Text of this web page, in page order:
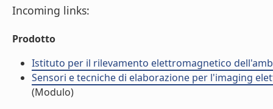
Incoming links:
Prodotto
Istituto per il rilevamento elettromagnetico
Sensori e tecniche di elaborazione per l'imaging
(Modulo)